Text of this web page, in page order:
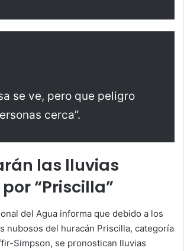
se ve, pero que peligro
cerca”.
las lluvias
“Priscilla”
del Agua informa que debido a los
nubosos del huracán Priscilla, categoría
Simpson, se pronostican lluvias